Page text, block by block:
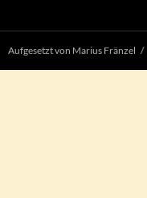
Aufgesetzt von Marius Fränzel